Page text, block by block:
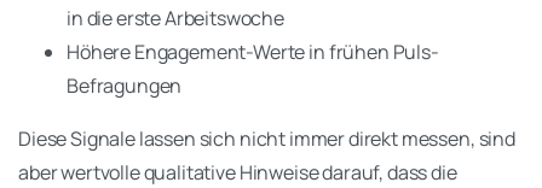
in die erste Arbeitswoche
Höhere Engagement-Werte in frühen Puls-
Befragungen
Diese Signale lassen sich nicht immer direkt messen, sind
aber wertvolle qualitative Hinweise darauf, dass die